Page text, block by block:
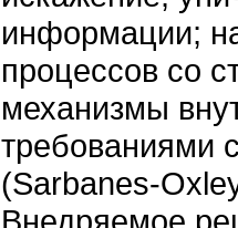
информации;
процессов со
механизмы
требованиями
(Sarbanes-